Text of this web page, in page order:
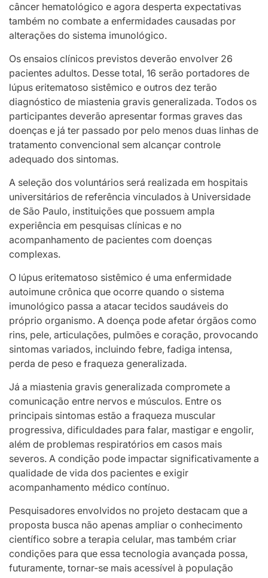
câncer hematológico e agora desperta expectativas
também no combate a enfermidades causadas por
alterações do sistema imunológico.
Os ensaios clínicos previstos deverão envolver 26
pacientes adultos. Desse total, 16 serão portadores de
lúpus eritematoso sistêmico e outros dez terão
diagnóstico de miastenia gravis generalizada. Todos os
participantes deverão apresentar formas graves das
doenças e já ter passado por pelo menos duas linhas de
tratamento convencional sem alcançar controle
adequado dos sintomas.
A seleção dos voluntários será realizada em hospitais
universitários de referência vinculados à Universidade
de São Paulo, instituições que possuem ampla
experiência em pesquisas clínicas e no
acompanhamento de pacientes com doenças
complexas.
O lúpus eritematoso sistêmico é uma enfermidade
autoimune crônica que ocorre quando o sistema
imunológico passa a atacar tecidos saudáveis do
próprio organismo. A doença pode afetar órgãos como
rins, pele, articulações, pulmões e coração, provocando
sintomas variados, incluindo febre, fadiga intensa,
perda de peso e fraqueza generalizada.
Já a miastenia gravis generalizada compromete a
comunicação entre nervos e músculos. Entre os
principais sintomas estão a fraqueza muscular
progressiva, dificuldades para falar, mastigar e engolir,
além de problemas respiratórios em casos mais
severos. A condição pode impactar significativamente a
qualidade de vida dos pacientes e exigir
acompanhamento médico contínuo.
Pesquisadores envolvidos no projeto destacam que a
proposta busca não apenas ampliar o conhecimento
científico sobre a terapia celular, mas também criar
condições para que essa tecnologia avançada possa,
futuramente, tornar-se mais acessível à população